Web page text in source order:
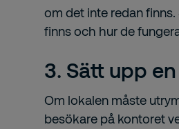
om det inte redan
finns och hur de
3. Sätt upp
Om lokalen måste
besökare på kontoret